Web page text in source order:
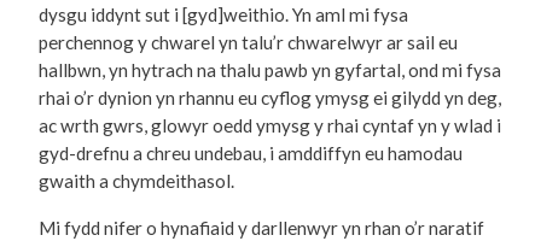
dysgu iddynt sut i [gyd]weithio. Yn aml mi fysa
perchennog y chwarel yn talu’r chwarelwyr ar sail eu
hallbwn, yn hytrach na thalu pawb yn gyfartal, ond mi fysa
rhai o’r dynion yn rhannu eu cyflog ymysg ei gilydd yn deg,
ac wrth gwrs, glowyr oedd ymysg y rhai cyntaf yn y wlad i
gyd-drefnu a chreu undebau, i amddiffyn eu hamodau
gwaith a chymdeithasol.
Mi fydd nifer o hynafiaid y darllenwyr yn rhan o’r naratif